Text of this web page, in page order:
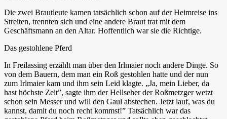
Die zwei Brautleute kamen tatsächlich schon auf der Heimreise ins
Streiten, trennten sich und eine andere Braut trat mit dem
Geschäftsmann an den Altar. Hoffentlich war sie die Richtige.
Das gestohlene Pferd
In Freilassing erzählt man über den Irlmaier noch andere Dinge. So
von dem Bauern, dem man ein Roß gestohlen hatte und der nun
zum Irlmaier kam und ihm sein Leid klagte. „Ja, mein Lieber, da
hast höchste Zeit”, sagte ihm der Hellseher der Roßmetzger wetzt
schon sein Messer und will den Gaul abstechen. Jetzt lauf, was du
kannst, damit du noch recht kommst!” Tatsächlich war das